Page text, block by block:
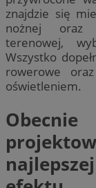
znajdzie się
nożnej oraz
terenowej,
Wszystko
rowerowe
oświetleniem.